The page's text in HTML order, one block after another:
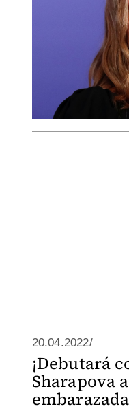
20.04.2022/
¡Debutará
Sharapova
embarazada